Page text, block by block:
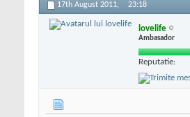
17th August 2011, 23:18
lovelife
Ambasador
Reputatie: